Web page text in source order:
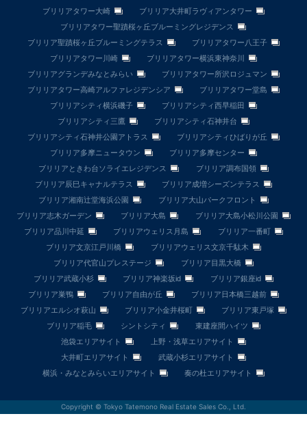
ブリリアタワー大崎
ブリリア大井町ラヴィアンタワー
ブリリアタワー聖蹟桜ヶ丘ブルーミングレジデンス
ブリリア聖蹟桜ヶ丘ブルーミングテラス
ブリリアタワー八王子
ブリリアタワー川崎
ブリリアタワー横浜東神奈川
ブリリアグランデみなとみらい
ブリリアタワー所沢ロジュマン
ブリリアタワー高崎アルファレジデンシア
ブリリアタワー堂島
ブリリアシティ横浜磯子
ブリリアシティ西早稲田
ブリリアシティ三鷹
ブリリアシティ石神井台
ブリリアシティ石神井公園アトラス
ブリリアシティひばりが丘
ブリリア多摩ニュータウン
ブリリア多摩センター
ブリリアときわ台ソライエレジデンス
ブリリア調布国領
ブリリア辰巳キャナルテラス
ブリリア成増シーズンテラス
ブリリア湘南辻堂海浜公園
ブリリア大山パークフロント
ブリリア志木ガーデン
ブリリア大島
ブリリア大島小松川公園
ブリリア品川中延
ブリリアウェリス月島
ブリリア一番町
ブリリア文京江戸川橋
ブリリアウェリス文京千駄木
ブリリア代官山プレステージ
ブリリア目黒大橋
ブリリア武蔵小杉
ブリリア神楽坂id
ブリリア銀座id
ブリリア巣鴨
ブリリア自由が丘
ブリリア日本橋三越前
ブリリアエルシオ萩山
ブリリア小金井桜町
ブリリア東戸塚
ブリリア稲毛
シントシティ
東建座間ハイツ
池袋エリアサイト
上野・浅草エリアサイト
大井町エリアサイト
武蔵小杉エリアサイト
横浜・みなとみらいエリアサイト
奏の杜エリアサイト
Copyright © Tokyo Tatemono Real Estate Sales Co., Ltd.